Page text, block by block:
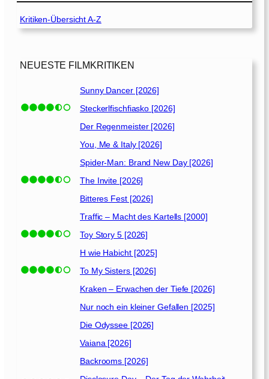
Kritiken-Übersicht A-Z
NEUESTE FILMKRITIKEN
Sunny Dancer [2026]
Steckerlfischfiasko [2026]
Der Regenmeister [2026]
You, Me & Italy [2026]
Spider-Man: Brand New Day [2026]
The Invite [2026]
Bitteres Fest [2026]
Traffic – Macht des Kartells [2000]
Toy Story 5 [2026]
H wie Habicht [2025]
To My Sisters [2026]
Kraken – Erwachen der Tiefe [2026]
Nur noch ein kleiner Gefallen [2025]
Die Odyssee [2026]
Vaiana [2026]
Backrooms [2026]